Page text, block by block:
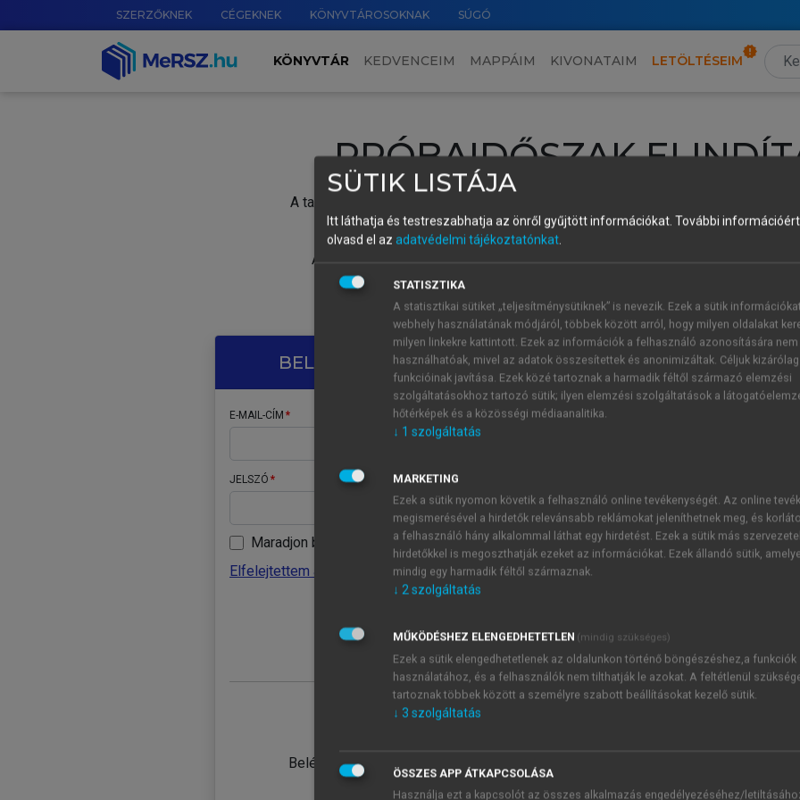
SZERZŐKNEK CÉGEKNEK KÖNYVTÁROSOKNAK SÚGÓ
KÖNYVTÁR KEDVENCEIM MAPPÁIM KIVONATAIM LETÖLTÉSEIM
PRÓBAIDŐSZAK
A tartalom megtekintéséhez lépj be a saját fiókoddal, iskolai azonosítóddal vagy
Új felhasználóként1 óra díjmentes hozzáférésrevagy
A próbaidőszak elindításához,
vagy hozz
A regisztráció után a
BELÉPÉS SAJÁT FIÓKKAL
E-MAIL-CÍM
JELSZÓ
Maradjon belépve
Elfelejtettem a jelszavamat
Belépés intézményi azonosítóval
ÚJ FIÓK
1 óra
JELSZÓ
Kérek értesítést a MeRSZ
Kérek értesítést az
SÜTIK LISTÁJA
Itt láthatja és testreszabhatja az önről gyűjtött információkat. További
olvasd el az adatvédelmi tájékoztatónkat.
STATISZTIKA
A statisztikai sütiket „teljesítménysütiknek” is nevezik. Ezek a sütik
webhely használatának módjáról, többek között arról, hogy milyen oldalakat
milyen linkekre kattintott. Ezek az információk a felhasználó azonosítására nem
használhatóak, mivel az adatok összesítettek és anonimizáltak. Céljuk
funkcióinak javítása. Ezek közé tartoznak a harmadik féltől származó elemzési
szolgáltatásokhoz tartozó sütik; ilyen elemzési szolgáltatások a
hőtérképek és a közösségi médiaanalitika.
↓ 1 szolgáltatás
MARKETING
Ezek a sütik nyomon követik a felhasználó online tevékenységét. Az online
megismerésével a hirdetők relevánsabb reklámokat jeleníthetnek meg, és
a felhasználó hány alkalommal láthat egy hirdetést. Ezek a sütik más
hirdetőkkel is megoszthatják ezeket az információkat. Ezek állandó sütik,
mindig egy harmadik féltől származnak.
↓ 2szolgáltatás
MŰKÖDÉSHEZ ELENGEDHETETLEN (mindig szükséges)
Ezek a sütik elengedhetetlenek az oldalunkon történő böngészéshez,a funkciók
használatához, és a felhasználók nem tilthatják le azokat. A feltétlenül
tartoznak többek között a személyre szabott beállításokat kezelő sütik.
↓ 3 szolgáltatás
ÖSSZES APP ÁTKAPCSOLÁSA
Használja ezt a kapcsolót az összes alkalmazás engedélyezéséhez/